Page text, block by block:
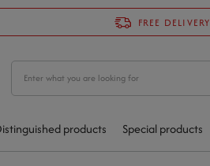
FREE DELIVERY
products Special products